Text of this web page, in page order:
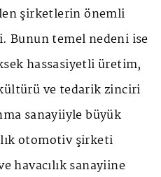
şirketlerin önemli
Bunun temel nedeni ise
hassasiyetli üretim,
ve tedarik zinciri
sanayiiyle büyük
otomotiv şirketi
havacılık sanayiine